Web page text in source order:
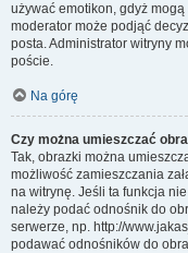
używać emotikon, gdyż
moderator może podjąć
posta. Administrator witryny
poście.
Na górę
Czy można umieszczać
Tak, obrazki można
możliwość zamieszczania
na witrynę. Jeśli ta funkcja
należy podać odnośnik do
serwerze, np. http://
podawać odnośników do